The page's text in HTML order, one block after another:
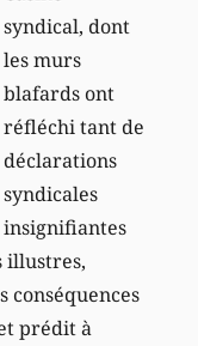
syndical, dont
les murs
blafards ont
réfléchi tant de
déclarations
syndicales
insignifiantes
illustres,
conséquences
prédit à